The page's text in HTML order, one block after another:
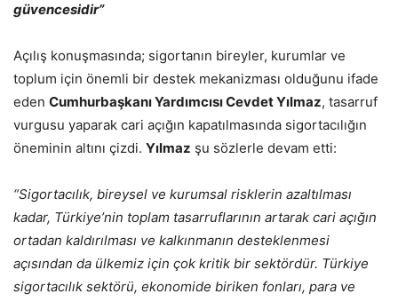
güvencesidir”
Açılış konuşmasında; sigortanın bireyler, kurumlar ve
toplum için önemli bir destek mekanizması olduğunu ifade
eden Cumhurbaşkanı Yardımcısı Cevdet Yılmaz, tasarruf
vurgusu yaparak cari açığın kapatılmasında sigortacılığın
öneminin altını çizdi. Yılmaz şu sözlerle devam etti:
“Sigortacılık, bireysel ve kurumsal risklerin azaltılması
kadar, Türkiye’nin toplam tasarruflarının artarak cari açığın
ortadan kaldırılması ve kalkınmanın desteklenmesi
açısından da ülkemiz için çok kritik bir sektördür. Türkiye
sigortacılık sektörü, ekonomide biriken fonları, para ve